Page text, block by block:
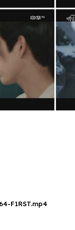
F1RST.mp4